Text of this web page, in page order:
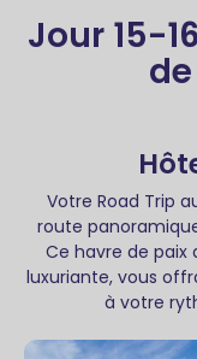
Jour 15-
Votre Road Trip
route
Ce havre de paix
luxuriante, vous
à votre